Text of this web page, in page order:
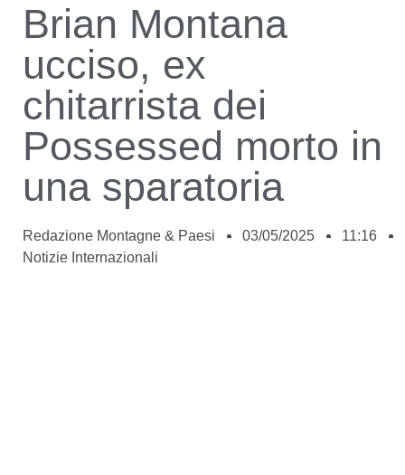
Brian Montana
ucciso, ex
chitarrista dei
Possessed morto in
una sparatoria
Redazione Montagne & Paesi 03/05/2025
11:16
Notizie Internazionali